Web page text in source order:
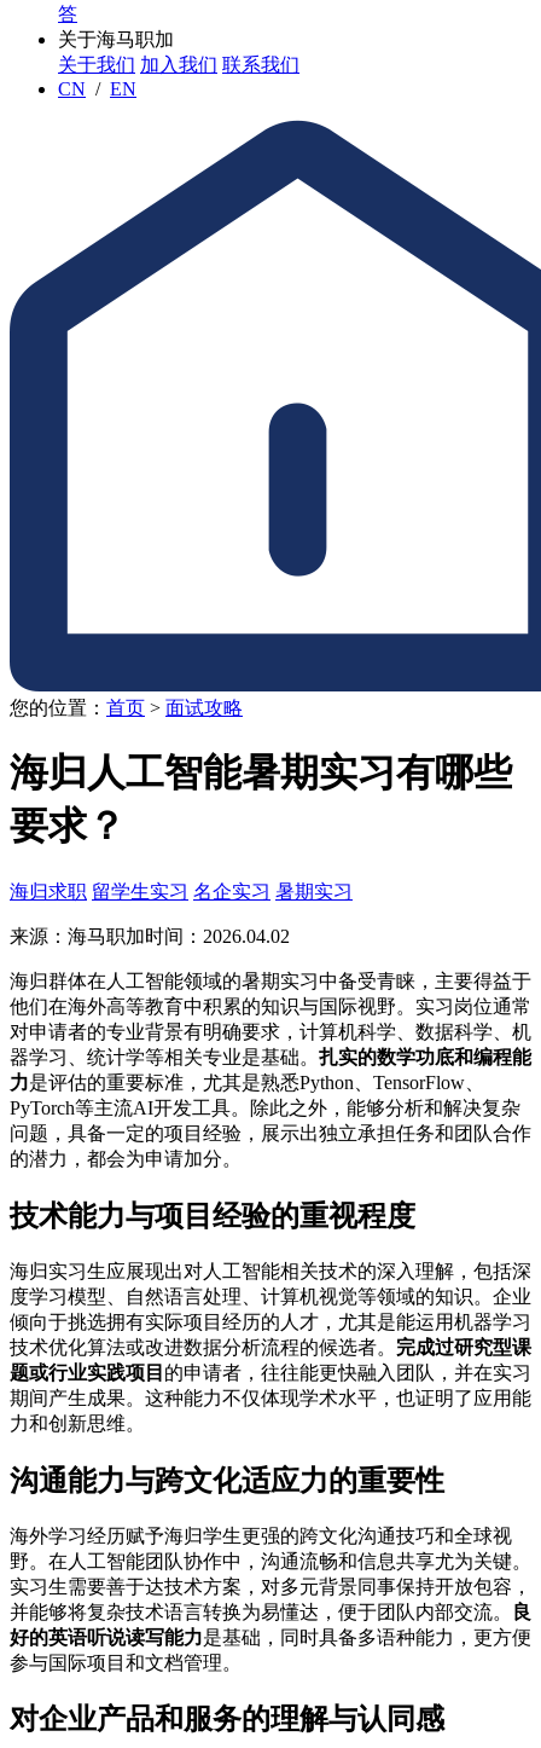
答
关于海马职加
关于我们 加入我们 联系我们
CN / EN
您的位置： 首页 > 面试攻略
海归人工智能暑期实习有哪些
要求？
海归求职 留学生实习 名企实习 暑期实习
来源：海马职加时间：2026.04.02
海归群体在人工智能领域的暑期实习中备受青睐，主要得益于
他们在海外高等教育中积累的知识与国际视野。实习岗位通常
对申请者的专业背景有明确要求，计算机科学、数据科学、机
器学习、统计学等相关专业是基础。 扎实的数学功底和编程能
力是评估的重要标准，尤其是熟悉Python、TensorFlow、
PyTorch等主流AI开发工具。除此之外，能够分析和解决复杂
问题，具备一定的项目经验，展示出独立承担任务和团队合作
的潜力，都会为申请加分。
技术能力与项目经验的重视程度
海归实习生应展现出对人工智能相关技术的深入理解，包括深
度学习模型、自然语言处理、计算机视觉等领域的知识。企业
倾向于挑选拥有实际项目经历的人才，尤其是能运用机器学习
技术优化算法或改进数据分析流程的候选者。 完成过研究型课
题或行业实践项目 的申请者，往往能更快融入团队，并在实习
期间产生成果。这种能力不仅体现学术水平，也证明了应用能
力和创新思维。
沟通能力与跨文化适应力的重要性
海外学习经历赋予海归学生更强的跨文化沟通技巧和全球视
野。在人工智能团队协作中，沟通流畅和信息共享尤为关键。
实习生需要善于达技术方案，对多元背景同事保持开放包容，
并能够将复杂技术语言转换为易懂达，便于团队内部交流。
良
好的英语听说读写能力是基础，同时具备多语种能力，更方便
参与国际项目和文档管理。
对企业产品和服务的理解与认同感